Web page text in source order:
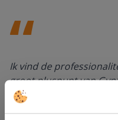
Ik vind de
groot pluspunt van
luisteren naar
informatievoorziening